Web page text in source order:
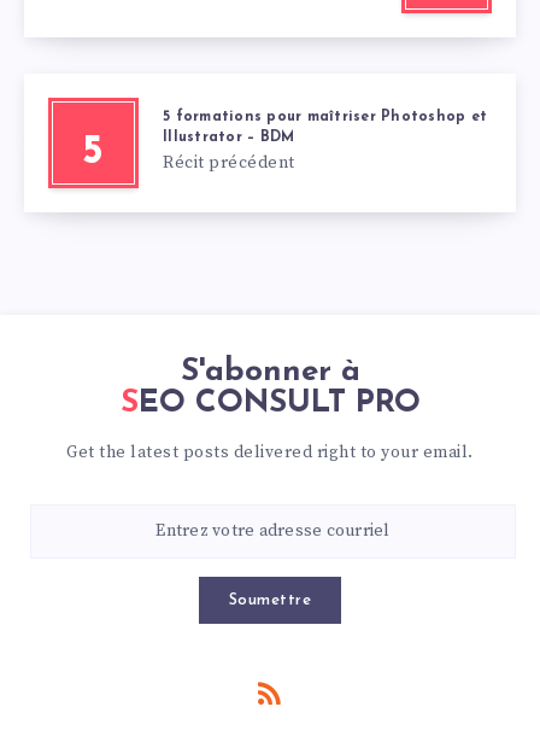
5
5 formations pour maîtriser Photoshop et
Illustrator – BDM
Récit précédent
S'abonner à
SEO CONSULT PRO
Get the latest posts delivered right to your email.
Soumettre